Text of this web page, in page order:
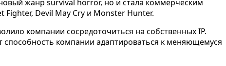
жанр survival horror, но и стала коммерческим
Devil May Cry и Monster Hunter.
компании сосредоточиться на собственных IP.
способность компании адаптироваться к меняющемуся